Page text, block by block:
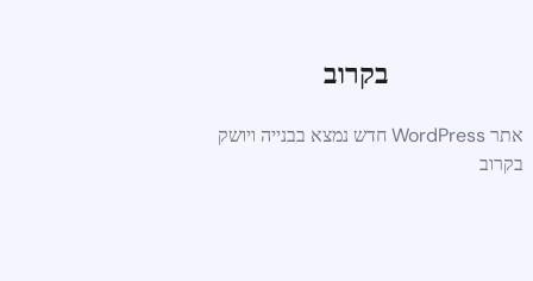
בקרוב
אתר WordPress חדש נמצא בבנייה ויושק
בקרוב